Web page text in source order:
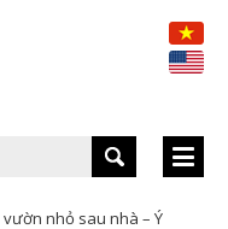
vườn nhỏ sau nhà – Ý